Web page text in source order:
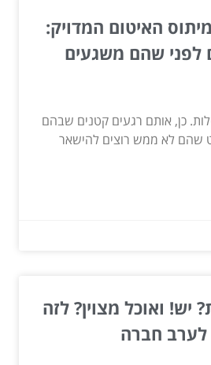
האיטום המדויק:
לפני שהם משגעים
כן, אותם רגעים קטנים שבהם
שהם לא ממש רוצים להישאר
ואוכל מצוין? לזה
לערב חברה